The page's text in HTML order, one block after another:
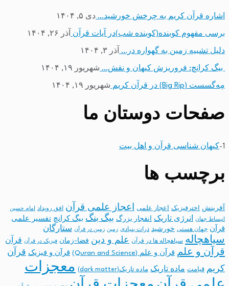
اشاره قرآن کریم به چرخش خورشید… دی ۵, ۱۴۰۴
برسی مفهوم کوبنده(کوبنده شب)در آیات قرآن آذر ۲۶, ۱۴۰۴
دلیل تشبیه زمین به گهواره در… آذر ۳, ۱۴۰۴
بیگ کرانچ: فروریزش کیهان و نقش… شهریور ۱۹, ۱۴۰۴
مِه‌گسست (Big Rip) در قرآن کریم شهریور ۱۹, ۱۴۰۴
صفحات دوستان ما
1- کیهان شناسی قرآن و اهل بیت
برچسب ها
آفرینش اخترفیزیک اعجاز علمی اعجاز علمی قرآن افق رویداد امام حسین
انبساط جهان انرژی تاریک انفجار بزرگ بیگ بنگ بیگ کرانچ تفسیر علمی
قرآن جهان هستی خورشید ذرات بنیادی زمین زمین در قرآن ستارگان
سیاهچاله سیاهچاله ها در قرآن علم و دین فضا-زمان فیزیک در قرآن قرآن
قرآن و علم قرآن و علم (Quran and Science) قرآن و فیزیک قرآن
کریم قیامت ماده تاریک ماده تاریک(dark matter)
معجزات